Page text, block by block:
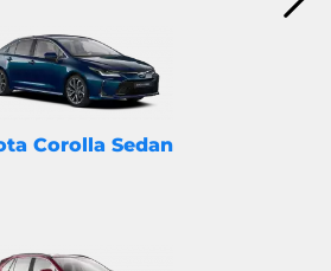
Corolla Sedan